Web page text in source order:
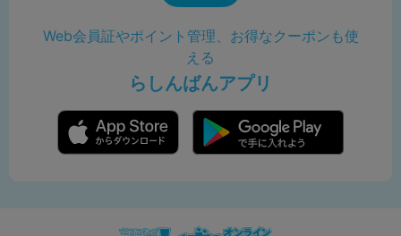
Web会員証やポイント管理、お得なクーポンも使
える
らしんばんアプリ